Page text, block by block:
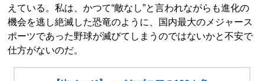
えている。私は、かつて“敵なし”と言われながらも進化の
機会を逃し絶滅した恐竜のように、国内最大のメジャース
ポーツであった野球が滅びてしまうのではないかと不安で
仕方がないのだ。